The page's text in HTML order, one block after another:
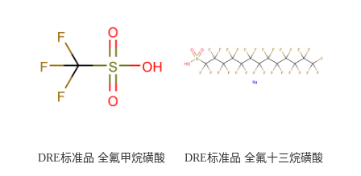
（泰坦现货供应）
DRE标准品 全氟甲烷磺酸
DRE标准品 全氟十三烷磺酸